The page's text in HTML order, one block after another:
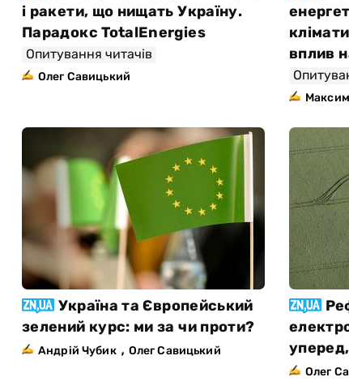
і ракети, що нищать Україну.
Парадокс TotalEnergies
Опитування читачів
Олег Савицький
вплив
Україна та Європейський
зелений курс: ми за чи проти?
Андрій Чубик , Олег Савицький
Олег